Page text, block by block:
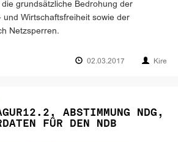
grundsätzliche Bedrohung der
und Wirtschaftsfreiheit sowie der
Netzsperren.
02.03.2017 Kire
ABSTIMMUNG NDG,
FÜR DEN NDB